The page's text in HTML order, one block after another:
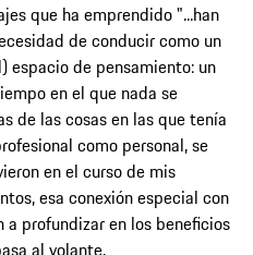
que ha emprendido "...han
de conducir como un
espacio de pensamiento: un
en el que nada se
de las cosas en las que tenía
como personal, se
en el curso de mis
esa conexión especial con
profundizar en los beneficios